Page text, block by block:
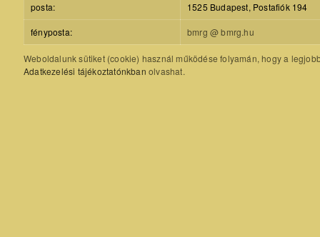
posta:
1525 Budapest, Postafiók 194
fényposta: bmrg @ bmrg.hu
Weboldalunk sütiket (cookie) használ működése folyamán, hogy a
Adatkezelési tájékoztatónkban olvashat.